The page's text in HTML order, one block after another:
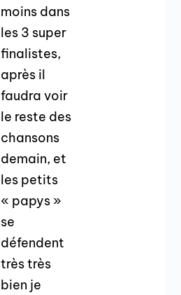
moins dans
les 3 super
finalistes,
après il
faudra voir
le reste des
chansons
demain, et
les petits
« papys »
se
défendent
très très
bien je